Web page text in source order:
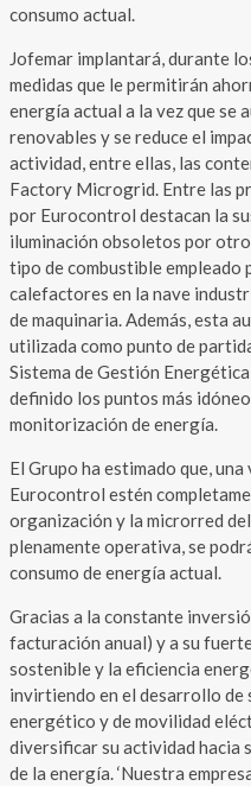
consumo actual.
Jofemar implantará, durante
medidas que le permitirán
energía actual a la vez que se
renovables y se reduce el
actividad, entre ellas, las
Factory Microgrid. Entre las
por Eurocontrol destacan la
iluminación obsoletos por
tipo de combustible empleado
calefactores en la nave
de maquinaria. Además, esta
utilizada como punto de
Sistema de Gestión
definido los puntos más
monitorización de energía.
El Grupo ha estimado que,
Eurocontrol estén
organización y la microrred
plenamente operativa, se
consumo de energía actual.
Gracias a la constante
facturación anual) y a su
sostenible y la eficiencia
invirtiendo en el desarrollo de
energético y de movilidad
diversificar su actividad hacia
de la energía. ‘Nuestra